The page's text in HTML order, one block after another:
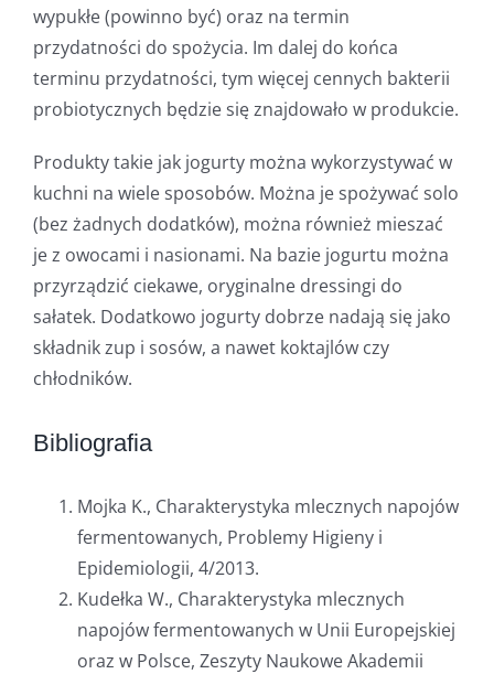
wypukłe (powinno być) oraz na termin
przydatności do spożycia. Im dalej do końca
terminu przydatności, tym więcej cennych bakterii
probiotycznych będzie się znajdowało w produkcie.
Produkty takie jak jogurty można wykorzystywać w
kuchni na wiele sposobów. Można je spożywać solo
(bez żadnych dodatków), można również mieszać
je z owocami i nasionami. Na bazie jogurtu można
przyrządzić ciekawe, oryginalne dressingi do
sałatek. Dodatkowo jogurty dobrze nadają się jako
składnik zup i sosów, a nawet koktajlów czy
chłodników.
Bibliografia
Mojka K., Charakterystyka mlecznych napojów
fermentowanych, Problemy Higieny i
Epidemiologii, 4/2013.
Kudełka W., Charakterystyka mlecznych
napojów fermentowanych w Unii Europejskiej
oraz w Polsce, Zeszyty Naukowe Akademii